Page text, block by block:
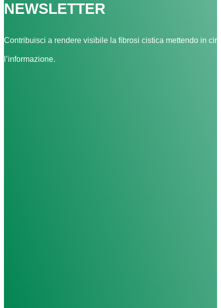
NEWSLETTER
Contribuisci a rendere visibile la fibrosi cistica mettendo in
l’informazione.